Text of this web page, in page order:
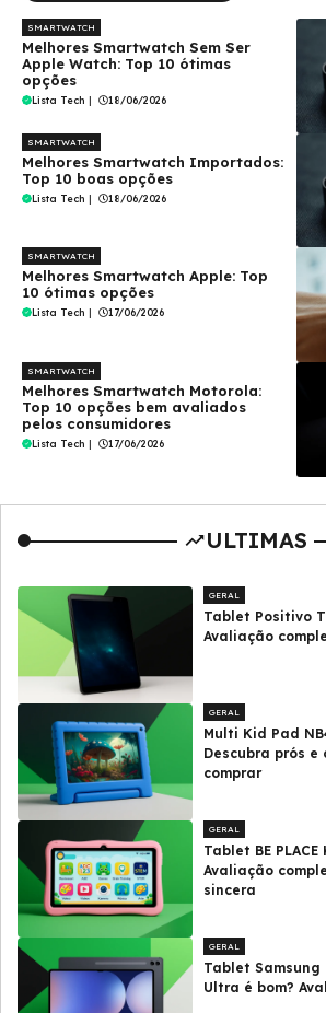
SMARTWATCH
Melhores Smartwatch Sem Ser
Apple Watch: Top 10 ótimas
opções
Lista Tech | 18/06/2026
SMARTWATCH
Melhores Smartwatch Importados:
Top 10 boas opções
Lista Tech | 18/06/2026
SMARTWATCH
Melhores Smartwatch Apple: Top
10 ótimas opções
Lista Tech | 17/06/2026
SMARTWATCH
Melhores Smartwatch Motorola:
Top 10 opções bem avaliados
pelos consumidores
Lista Tech | 17/06/2026
ULTIMAS
GERAL
Tablet Positivo
Avaliação
GERAL
Multi Kid Pad
Descubra prós
comprar
GERAL
Tablet BE PLACE
Avaliação
sincera
GERAL
Tablet Samsung
Ultra é bom?